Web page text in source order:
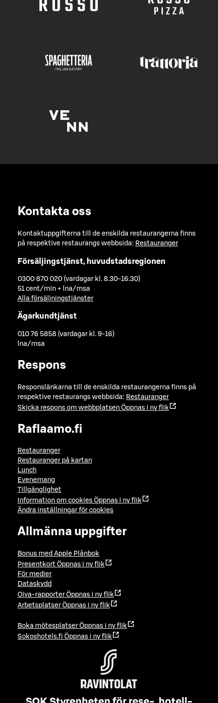
Kontakta oss
Kontaktuppgifterna till de enskilda restaurangerna finns
på respektive restaurangs webbsida: Restauranger
Försäljingstjänst, huvudstadsregionen
0300 870 020 (vardagar kl. 8.30-16.30)
51 cent/min + lna/msa
Alla försäljningstjänster
Ägarkundtjänst
010 76 5858 (vardagar kl. 9-16)
lna/msa
Respons
Responslänkarna till de enskilda restaurangerna finns på
respektive restaurangs webbsida: Restauranger
Skicka respons om webbplatsen Öppnas i ny flik
Raflaamo.fi
Restauranger
Restauranger på kartan
Lunch
Evenemang
Tillgänglighet
Information om cookies Öppnas i ny flik
Ändra inställningar för cookies
Allmänna uppgifter
Bonus med Apple Plånbok
Presentkort Öppnas i ny flik
För medier
Dataskydd
Oiva-rapporter Öppnas i ny flik
Arbetsplatser Öppnas i ny flik
Boka mötesplatser Öppnas i ny flik
Sokoshotels.fi Öppnas i ny flik